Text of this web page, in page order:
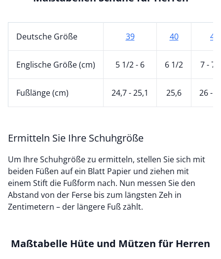
Deutsche Größe 39 40 41
Englische Größe (cm) 5 1/2 - 6 6 1/2 7 - 7
Fußlänge (cm) 24,7 - 25,1 25,6 26 -
Ermitteln Sie Ihre Schuhgröße
Um Ihre Schuhgröße zu ermitteln, stellen Sie sich mit
beiden Füßen auf ein Blatt Papier und ziehen mit
einem Stift die Fußform nach. Nun messen Sie den
Abstand von der Ferse bis zum längsten Zeh in
Zentimetern – der längere Fuß zählt.
Maßtabelle Hüte und Mützen für Herren